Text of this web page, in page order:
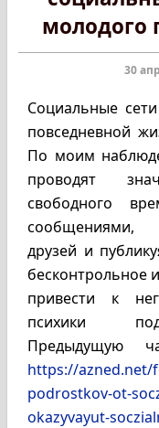
молодого
30
Социальные
повседневной
По моим
проводят
свободного
сообщениями,
друзей и
бесконтрольное
привести к
психики
Предыдущую
https://azned.net/
podrostkov-ot-
okazyvayut-